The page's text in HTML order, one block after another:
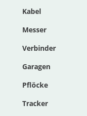
Kabel
Messer
Verbinder
Garagen
Pflöcke
Tracker